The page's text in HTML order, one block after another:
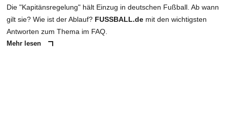
Die "Kapitänsregelung" hält Einzug in deutschen Fußball. Ab wann
gilt sie? Wie ist der Ablauf? FUSSBALL.de mit den wichtigsten
Antworten zum Thema im FAQ.
Mehr lesen